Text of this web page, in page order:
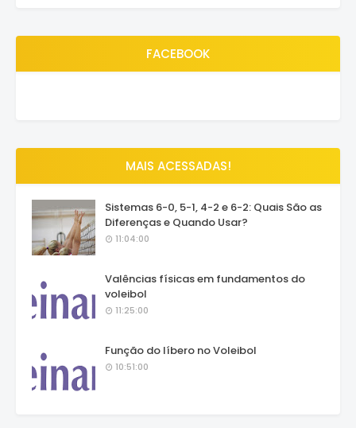
FACEBOOK
MAIS ACESSADAS!
Sistemas 6-0, 5-1, 4-2 e 6-2: Quais São as
Diferenças e Quando Usar?
11:04:00
Valências físicas em fundamentos do
voleibol
11:25:00
Função do líbero no Voleibol
10:51:00